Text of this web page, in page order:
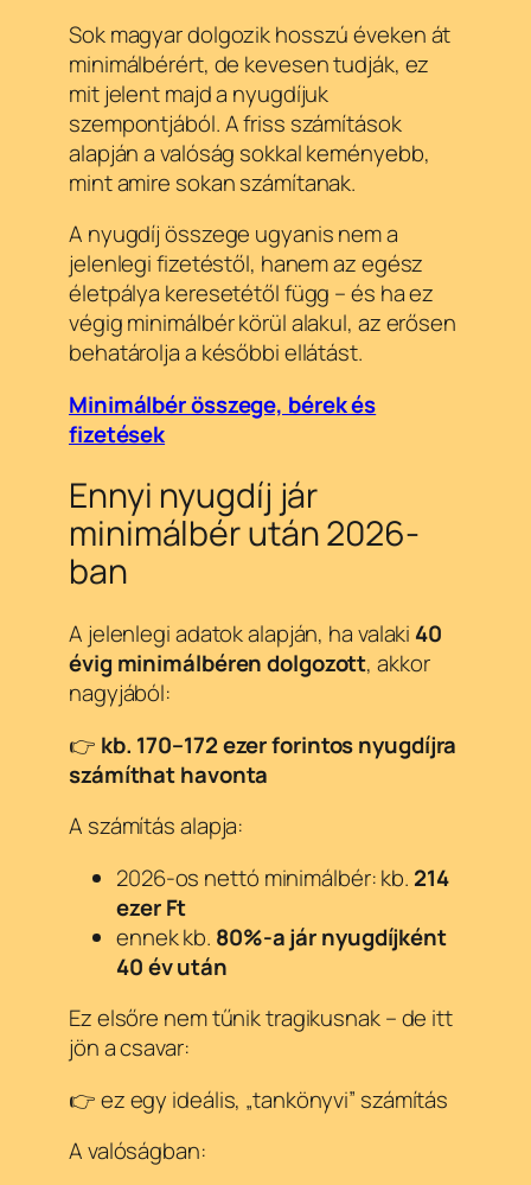
Sok magyar dolgozik hosszú éveken át
minimálbérért, de kevesen tudják, ez
mit jelent majd a nyugdíjuk
szempontjából. A friss számítások
alapján a valóság sokkal keményebb,
mint amire sokan számítanak.
A nyugdíj összege ugyanis nem a
jelenlegi fizetéstől, hanem az egész
életpálya keresetétől függ – és ha ez
végig minimálbér körül alakul, az erősen
behatárolja a későbbi ellátást.
Minimálbér összege, bérek és
fizetések
Ennyi nyugdíj jár
minimálbér után 2026-
ban
A jelenlegi adatok alapján, ha valaki 40
évig minimálbéren dolgozott, akkor
nagyjából:
👉 kb. 170–172 ezer forintos nyugdíjra
számíthat havonta
A számítás alapja:
2026-os nettó minimálbér: kb. 214
ezer Ft
ennek kb. 80%-a jár nyugdíjként
40 év után
Ez elsőre nem tűnik tragikusnak – de itt
jön a csavar:
👉 ez egy ideális, „tankönyvi” számítás
A valóságban: